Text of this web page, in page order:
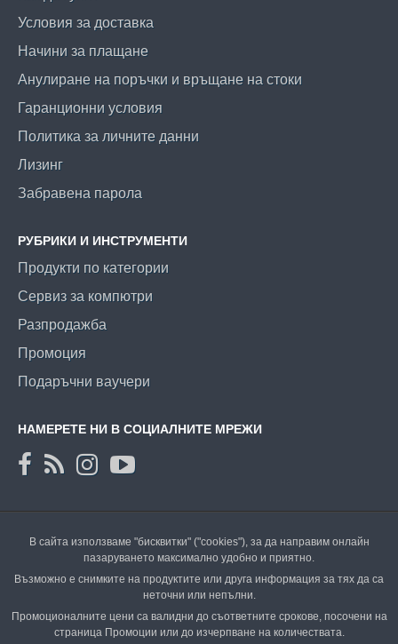
Условия за доставка
Начини за плащане
Анулиране на поръчки и връщане на стоки
Гаранционни условия
Политика за личните данни
Лизинг
Забравена парола
РУБРИКИ И ИНСТРУМЕНТИ
Продукти по категории
Сервиз за компютри
Разпродажба
Промоция
Подаръчни ваучери
НАМЕРЕТЕ НИ В СОЦИАЛНИТЕ МРЕЖИ
В сайта използваме "бисквитки" ("cookies"), за да направим онлайн
пазаруването максимално удобно и приятно.
Възможно е снимките на продуктите или друга информация за тях да са
неточни или непълни.
Промоционалните цени са валидни до съответните срокове, посочени на
страница Промоции или до изчерпване на количествата.